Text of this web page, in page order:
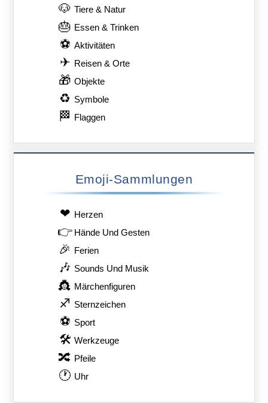
🐶 Tiere & Natur
🎂 Essen & Trinken
⚽ Aktivitäten
✈ Reisen & Orte
🎁 Objekte
♻ Symbole
🏁 Flaggen
Emoji-Sammlungen
❤ Herzen
👉 Hände Und Gesten
🎉 Ferien
🎶 Sounds Und Musik
👸 Märchenfiguren
♐ Sternzeichen
⚽ Sport
🛠 Werkzeuge
🔀 Pfeile
🕐 Uhr